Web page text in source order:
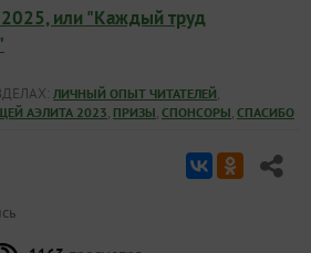
2025, или "Каждый труд
ЛИЧНЫЙ ОПЫТ ЧИТАТЕЛЕЙ,
АЭЛИТА 2023, ПРИЗЫ, СПОНСОРЫ, СПАСИБО